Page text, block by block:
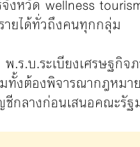
วัด wellness
ยได้ทั่วถึงคนทุกกลุ่ม
ร.บ.ระเบียงเศรษฐกิ
งต้องพิจารณากฎหมา
ชีกลางก่อนเสนอคณะรั